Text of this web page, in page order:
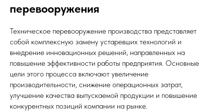
перевооружения
Техническое перевооружение производства представляет
собой комплексную замену устаревших технологий и
внедрение инновационных решений, направленных на
повышение эффективности работы предприятия. Основные
цели этого процесса включают увеличение
производительности, снижение операционных затрат,
улучшение качества выпускаемой продукции и повышение
конкурентных позиций компании на рынке.